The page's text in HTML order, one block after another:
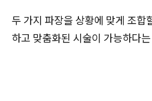
두 가지 파장을 상황에 맞게 조합
하고 맞춤화된 시술이 가능하다